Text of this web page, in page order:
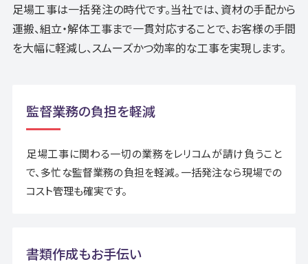
> 協力会社様向け各種書式ダウンロード
Instagram
足場工事は一括発注の時代です。当社では、資材の手配から
運搬、組立・解体工事まで一貫対応することで、お客様の手間
を大幅に軽減し、スムーズかつ効率的な工事を実現します。
監督業務の負担を軽減
足場工事に関わる一切の業務をレリコムが請け負うこと
で、多忙な監督業務の負担を軽減。一括発注なら現場での
コスト管理も確実です。
書類作成もお手伝い